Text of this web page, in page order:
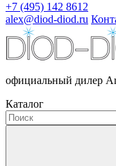
+7 (495) 142 8612
alex@diod-diod.ru
официальный дилер
Каталог